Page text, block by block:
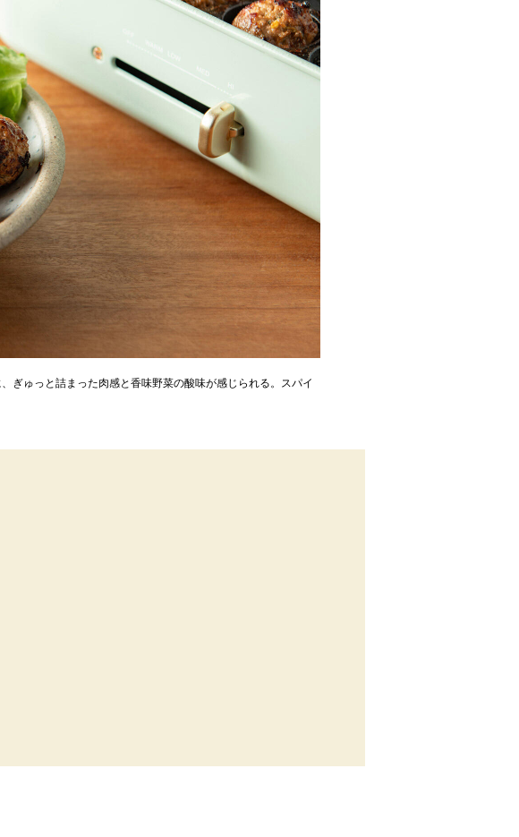
ぎゅっと詰まった肉感と香味野菜の酸味が感じられる。スパイ